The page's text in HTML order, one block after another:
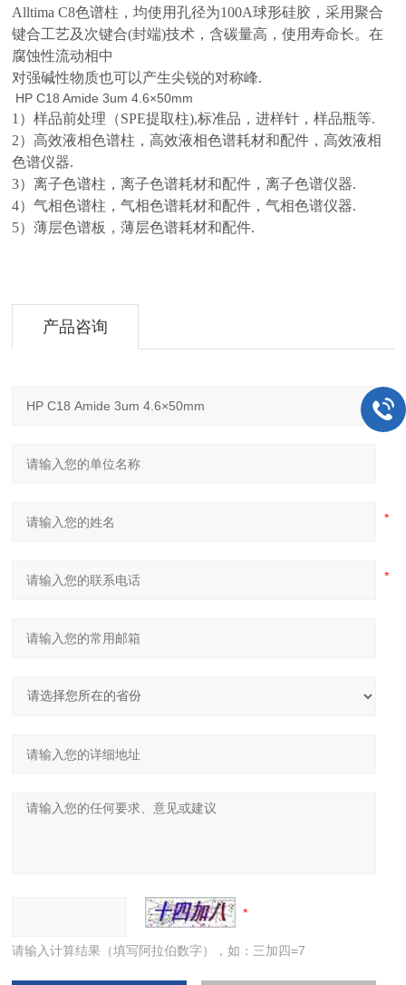
Alltima C8色谱柱，均使用孔径为100A球形硅胶，采用聚合
键合工艺及次键合(封端)技术，含碳量高，使用寿命长。在
腐蚀性流动相中
对强碱性物质也可以产生尖锐的对称峰.
HP C18 Amide 3um 4.6×50mm
1）样品前处理（SPE提取柱),标准品，进样针，样品瓶等.
2）高效液相色谱柱，高效液相色谱耗材和配件，高效液相
色谱仪器.
3）离子色谱柱，离子色谱耗材和配件，离子色谱仪器.
4）气相色谱柱，气相色谱耗材和配件，气相色谱仪器.
5）薄层色谱板，薄层色谱耗材和配件.
产品咨询
请输入计算结果（填写阿拉伯数字），如：三加四=7